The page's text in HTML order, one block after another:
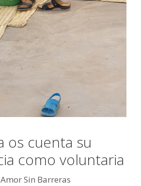
os cuenta su
como voluntaria
Amor Sin Barreras